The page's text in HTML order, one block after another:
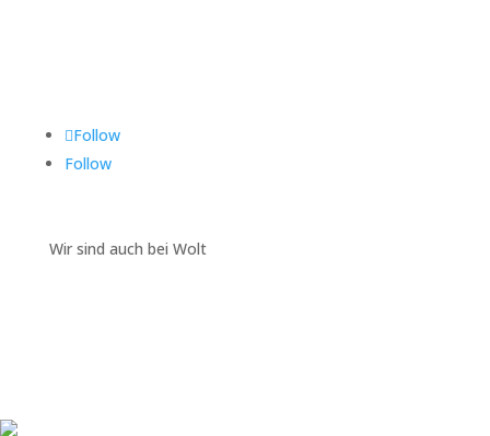
Follow
Follow
Wir sind auch bei Wolt